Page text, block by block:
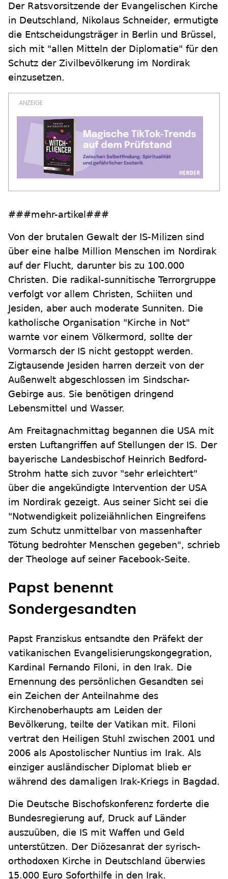
Der Ratsvorsitzende der Evangelischen Kirche
in Deutschland, Nikolaus Schneider, ermutigte
die Entscheidungsträger in Berlin und Brüssel,
sich mit "allen Mitteln der Diplomatie" für den
Schutz der Zivilbevölkerung im Nordirak
einzusetzen.
###mehr-artikel###
Von der brutalen Gewalt der IS-Milizen sind
über eine halbe Million Menschen im Nordirak
auf der Flucht, darunter bis zu 100.000
Christen. Die radikal-sunnitische Terrorgruppe
verfolgt vor allem Christen, Schiiten und
Jesiden, aber auch moderate Sunniten. Die
katholische Organisation "Kirche in Not"
warnte vor einem Völkermord, sollte der
Vormarsch der IS nicht gestoppt werden.
Zigtausende Jesiden harren derzeit von der
Außenwelt abgeschlossen im Sindschar-
Gebirge aus. Sie benötigen dringend
Lebensmittel und Wasser.
Am Freitagnachmittag begannen die USA mit
ersten Luftangriffen auf Stellungen der IS. Der
bayerische Landesbischof Heinrich Bedford-
Strohm hatte sich zuvor "sehr erleichtert"
über die angekündigte Intervention der USA
im Nordirak gezeigt. Aus seiner Sicht sei die
"Notwendigkeit polizeiähnlichen Eingreifens
zum Schutz unmittelbar von massenhafter
Tötung bedrohter Menschen gegeben", schrieb
der Theologe auf seiner Facebook-Seite.
Papst benennt
Sondergesandten
Papst Franziskus entsandte den Präfekt der
vatikanischen Evangelisierungskongegration,
Kardinal Fernando Filoni, in den Irak. Die
Ernennung des persönlichen Gesandten sei
ein Zeichen der Anteilnahme des
Kirchenoberhaupts am Leiden der
Bevölkerung, teilte der Vatikan mit. Filoni
vertrat den Heiligen Stuhl zwischen 2001 und
2006 als Apostolischer Nuntius im Irak. Als
einziger ausländischer Diplomat blieb er
während des damaligen Irak-Kriegs in Bagdad.
Die Deutsche Bischofskonferenz forderte die
Bundesregierung auf, Druck auf Länder
auszuüben, die IS mit Waffen und Geld
unterstützen. Der Diözesanrat der syrisch-
orthodoxen Kirche in Deutschland überwies
15.000 Euro Soforthilfe in den Irak.